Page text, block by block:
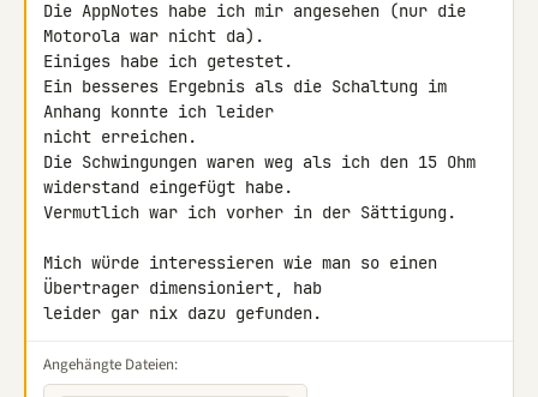
Die AppNotes habe ich mir angesehen (nur die
Motorola war nicht da).
Einiges habe ich getestet.
Ein besseres Ergebnis als die Schaltung im
Anhang konnte ich leider
nicht erreichen.
Die Schwingungen waren weg als ich den 15 Ohm
widerstand eingefügt habe.
Vermutlich war ich vorher in der Sättigung.
Mich würde interessieren wie man so einen
Übertrager dimensioniert, hab
leider gar nix dazu gefunden.
Angehängte Dateien: